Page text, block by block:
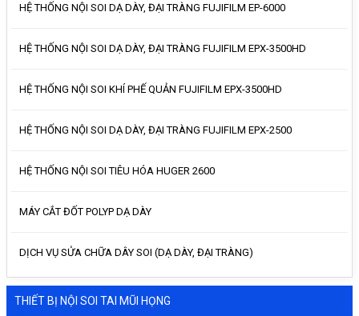
HỆ THỐNG NỘI SOI DẠ DÀY, ĐẠI TRÀNG FUJIFILM EP-6000
HỆ THỐNG NỘI SOI DẠ DÀY, ĐẠI TRÀNG FUJIFILM EPX-3500HD
HỆ THỐNG NỘI SOI KHÍ PHẾ QUẢN FUJIFILM EPX-3500HD
HỆ THỐNG NỘI SOI DẠ DÀY, ĐẠI TRÀNG FUJIFILM EPX-2500
HỆ THỐNG NỘI SOI TIÊU HÓA HUGER 2600
MÁY CẮT ĐỐT POLYP DẠ DÀY
DỊCH VỤ SỬA CHỮA DÂY SOI (DẠ DÀY, ĐẠI TRÀNG)
THIẾT BỊ NỘI SOI TAI MŨI HỌNG